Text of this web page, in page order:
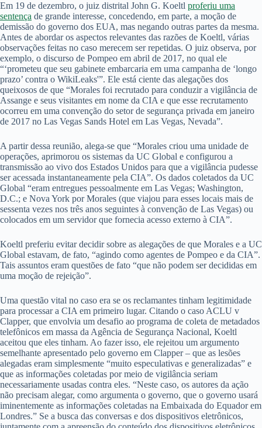
Em 19 de dezembro, o juiz distrital John G. Koeltl proferiu uma
sentença de grande interesse, concedendo, em parte, a moção de
demissão do governo dos EUA, mas negando outras partes da mesma.
Antes de abordar os aspectos relevantes das razões de Koeltl, várias
observações feitas no caso merecem ser repetidas. O juiz observa, por
exemplo, o discurso de Pompeo em abril de 2017, no qual ele
“‘prometeu que seu gabinete embarcaria em uma campanha de ‘longo
prazo’ contra o WikiLeaks'”. Ele está ciente das alegações dos
queixosos de que “Morales foi recrutado para conduzir a vigilância de
Assange e seus visitantes em nome da CIA e que esse recrutamento
ocorreu em uma convenção do setor de segurança privada em janeiro
de 2017 no Las Vegas Sands Hotel em Las Vegas, Nevada”.
A partir dessa reunião, alega-se que “Morales criou uma unidade de
operações, aprimorou os sistemas da UC Global e configurou a
transmissão ao vivo dos Estados Unidos para que a vigilância pudesse
ser acessada instantaneamente pela CIA”. Os dados coletados da UC
Global “eram entregues pessoalmente em Las Vegas; Washington,
D.C.; e Nova York por Morales (que viajou para esses locais mais de
sessenta vezes nos três anos seguintes à convenção de Las Vegas) ou
colocados em um servidor que fornecia acesso externo à CIA”.
Koeltl preferiu evitar decidir sobre as alegações de que Morales e a UC
Global estavam, de fato, “agindo como agentes de Pompeo e da CIA”.
Tais assuntos eram questões de fato “que não podem ser decididas em
uma moção de rejeição”.
Uma questão vital no caso era se os reclamantes tinham legitimidade
para processar a CIA em primeiro lugar. Citando o caso ACLU v
Clapper, que envolvia um desafio ao programa de coleta de metadados
telefônicos em massa da Agência de Segurança Nacional, Koeltl
aceitou que eles tinham. Ao fazer isso, ele rejeitou um argumento
semelhante apresentado pelo governo em Clapper – que as lesões
alegadas eram simplesmente “muito especulativas e generalizadas” e
que as informações coletadas por meio de vigilância seriam
necessariamente usadas contra eles. “Neste caso, os autores da ação
não precisam alegar, como argumenta o governo, que o governo usará
iminentemente as informações coletadas na Embaixada do Equador em
Londres.” Se a busca das conversas e dos dispositivos eletrônicos,